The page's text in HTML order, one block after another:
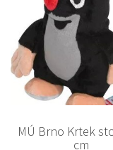
MÚ Brno Krtek
cm